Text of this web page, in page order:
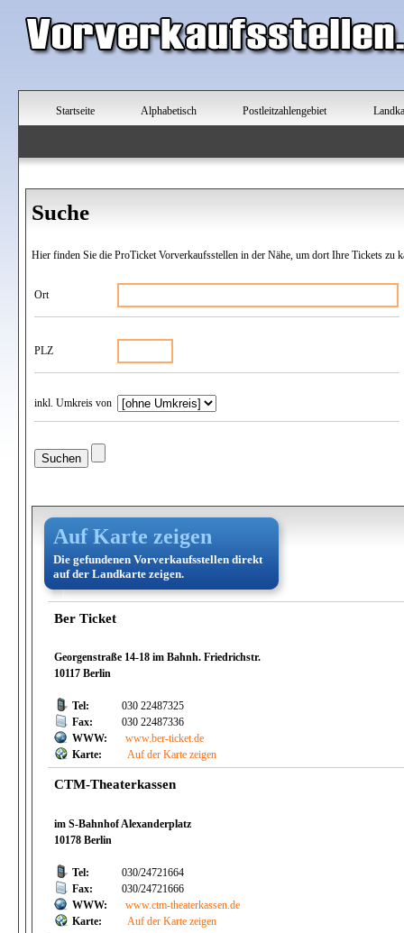
Startseite Alphabetisch Postleitzahlengebiet
Suche
Hier finden Sie die ProTicket Vorverkaufsstellen in der Nähe, um dort Ihre Tickets zu
Ort
PLZ
inkl. Umkreis von
Auf Karte zeigen
Die gefundenen Vorverkaufsstellen direkt
auf der Landkarte zeigen.
Ber Ticket
Georgenstraße 14-18 im Bahnh. Friedrichstr.
10117 Berlin
Tel:
030 22487325
Fax:
030 22487336
WWW:
www.ber-ticket.de
Karte:
Auf der Karte zeigen
CTM-Theaterkassen
im S-Bahnhof Alexanderplatz
10178 Berlin
Tel:
030/24721664
Fax:
030/24721666
WWW:
www.ctm-theaterkassen.de
Karte:
Auf der Karte zeigen